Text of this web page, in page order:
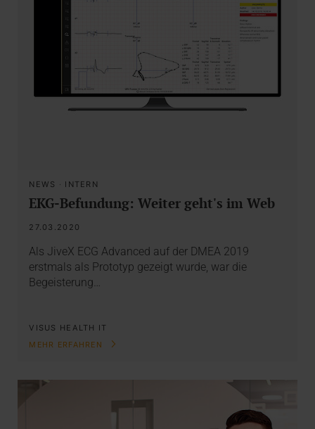
NEWS · INTERN
EKG-Befundung: Weiter geht's im Web
27.03.2020
Als JiveX ECG Advanced auf der DMEA 2019
erstmals als Prototyp gezeigt wurde, war die
Begeisterung…
VISUS HEALTH IT
MEHR ERFAHREN